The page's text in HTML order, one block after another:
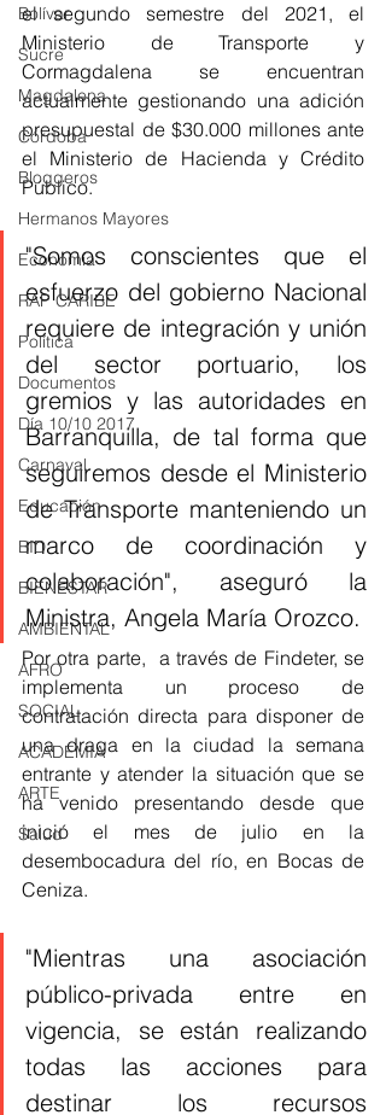
Bolívar
Sucre
Magdalena
Córdoba
Bloggeros
Hermanos Mayores
Economía
RAP CARIBE
Política
Documentos
Día 10/10 2017
Carnaval
Educación
BID
BIENESTAR
AMBIENTAL
AFRO
SOCIAL
ACADEMIA
ARTE
Salud
el segundo semestre del 2021, el
Ministerio de Transporte y
Cormagdalena se encuentran
actualmente gestionando una adición
presupuestal de $30.000 millones ante
el Ministerio de Hacienda y Crédito
Público.
"Somos conscientes que el
esfuerzo del gobierno Nacional
requiere de integración y unión
del sector portuario, los
gremios y las autoridades en
Barranquilla, de tal forma que
seguiremos desde el Ministerio
de Transporte manteniendo un
marco de coordinación y
colaboración", aseguró la
Ministra, Angela María Orozco.
Por otra parte,  a través de Findeter, se
implementa un proceso de
contratación directa para disponer de
una draga en la ciudad la semana
entrante y atender la situación que se
ha venido presentando desde que
inició el mes de julio en la
desembocadura del río, en Bocas de
Ceniza.
"Mientras una asociación
público-privada entre en
vigencia, se están realizando
todas las acciones para
destinar los recursos